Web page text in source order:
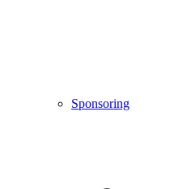
Sponsoring